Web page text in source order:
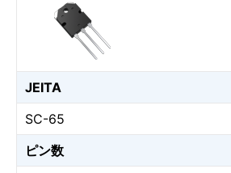
JEITA
SC-65
ピン数